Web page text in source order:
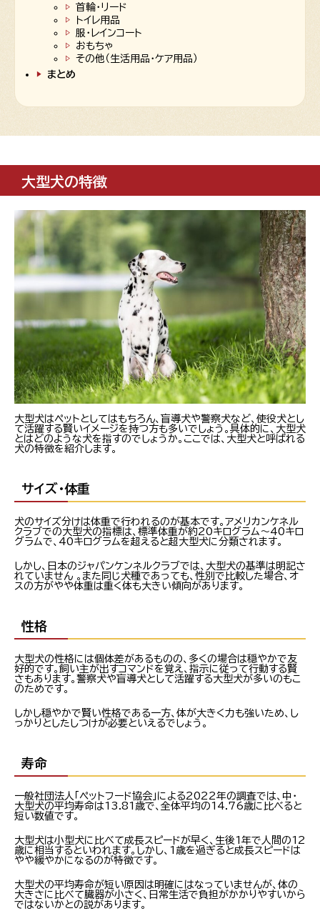
首輪・リード
トイレ用品
服・レインコート
おもちゃ
その他（生活用品・ケア用品）
まとめ
大型犬の特徴
大型犬はペットとしてはもちろん、盲導犬や警察犬など、使役犬とし
て活躍する賢いイメージを持つ方も多いでしょう。具体的に、大型犬
とはどのような犬を指すのでしょうか。ここでは、大型犬と呼ばれる
犬の特徴を紹介します。
サイズ・体重
犬のサイズ分けは体重で行われるのが基本です。アメリカンケネル
クラブでの大型犬の指標は、標準体重が約20キログラム～40キロ
グラムで、40キログラムを超えると超大型犬に分類されます。
しかし、日本のジャパンケンネルクラブでは、大型犬の基準は明記さ
れていません 。また同じ犬種であっても、性別で比較した場合、オ
スの方がやや体重は重く体も大きい傾向があります。
性格
大型犬の性格には個体差があるものの、多くの場合は穏やかで友
好的です。飼い主が出すコマンドを覚え、指示に従って行動する賢
さもあります。警察犬や盲導犬として活躍する大型犬が多いのもこ
のためです。
しかし穏やかで賢い性格である一方、体が大きく力も強いため、し
っかりとしたしつけが必要といえるでしょう。
寿命
一般社団法人「ペットフード協会」による2022年の調査では、中・
大型犬の平均寿命は13.81歳で、全体平均の14.76歳に比べると
短い数値です。
大型犬は小型犬に比べて成長スピードが早く、生後1年で人間の12
歳に相当するといわれます。しかし、1歳を過ぎると成長スピードは
やや緩やかになるのが特徴です。
大型犬の平均寿命が短い原因は明確にはなっていませんが、体の
大きさに比べて臓器が小さく、日常生活で負担がかかりやすいから
ではないかとの説があります。